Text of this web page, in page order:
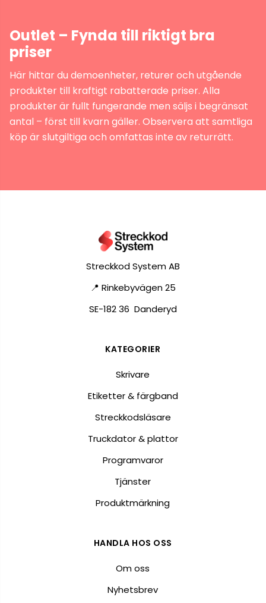
Outlet – Fynda till riktigt bra
priser
Här hittar du demoenheter, returer och utgående
produkter till kraftigt rabatterade priser. Alla
produkter är fullt fungerande men säljs i begränsat
antal – först till kvarn gäller. Observera att samtliga
köp är slutgiltiga och omfattas inte av returrätt.
Streckkod System AB
📍 Rinkebyvägen 25
SE-182 36 Danderyd
KATEGORIER
Skrivare
Etiketter & färgband
Streckkodsläsare
Truckdator & plattor
Programvaror
Tjänster
Produktmärkning
HANDLA HOS OSS
Om oss
Nyhetsbrev